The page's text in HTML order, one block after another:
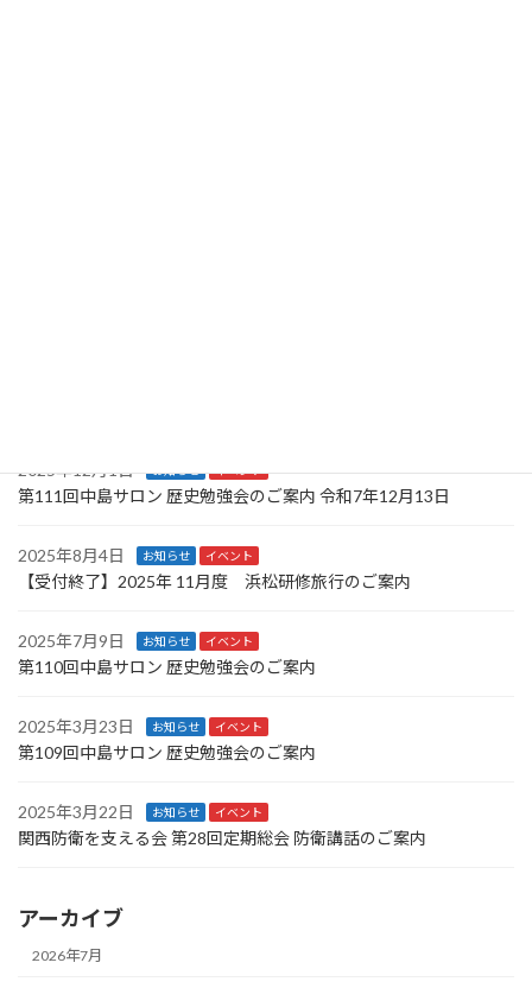
2025年12月1日 お知らせ イベント
第111回中島サロン 歴史勉強会のご案内 令和7年12月13日
2025年8月4日 お知らせ イベント
【受付終了】2025年 11月度 浜松研修旅行のご案内
2025年7月9日 お知らせ イベント
第110回中島サロン 歴史勉強会のご案内
2025年3月23日 お知らせ イベント
第109回中島サロン 歴史勉強会のご案内
2025年3月22日 お知らせ イベント
関西防衛を支える会 第28回定期総会 防衛講話のご案内
アーカイブ
2026年7月